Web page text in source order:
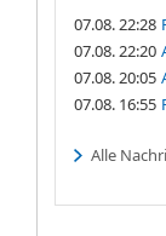
07.08. 22:28
07.08. 22:20
07.08. 20:05
07.08. 16:55
Alle